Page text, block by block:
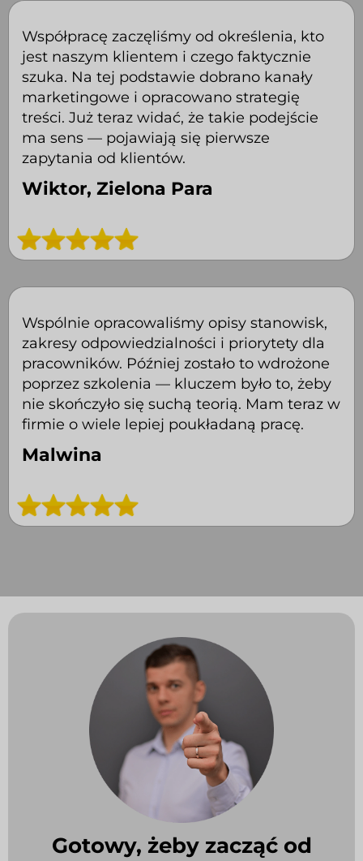
Współpracę zaczęliśmy od określenia, kto
jest naszym klientem i czego faktycznie
szuka. Na tej podstawie dobrano kanały
marketingowe i opracowano strategię
treści. Już teraz widać, że takie podejście
ma sens — pojawiają się pierwsze
zapytania od klientów.
Wiktor, Zielona Para
Wspólnie opracowaliśmy opisy stanowisk,
zakresy odpowiedzialności i priorytety dla
pracowników. Później zostało to wdrożone
poprzez szkolenia — kluczem było to, żeby
nie skończyło się suchą teorią. Mam teraz w
firmie o wiele lepiej poukładaną pracę.
Malwina
Gotowy, żeby zacząć od